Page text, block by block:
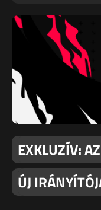
EXKLUZÍV:
ÚJ